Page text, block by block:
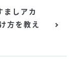
しアカ
方を教え